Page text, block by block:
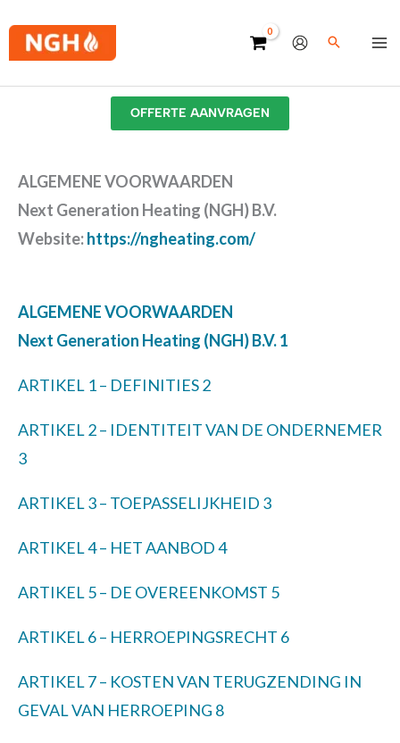
naar
OFFERTE AANVRAGEN
ALGEMENE VOORWAARDEN
Next Generation Heating (NGH) B.V.
Website:https://ngheating.com/
ALGEMENE VOORWAARDEN
Next Generation Heating (NGH) B.V.1
ARTIKEL 1 – DEFINITIES2
ARTIKEL 2 – IDENTITEIT VAN DE ONDERNEMER
3
ARTIKEL 3 – TOEPASSELIJKHEID 3
ARTIKEL 4 – HET AANBOD4
ARTIKEL 5 – DE OVEREENKOMST 5
ARTIKEL 6 – HERROEPINGSRECHT 6
ARTIKEL 7 – KOSTEN VAN TERUGZENDING IN
GEVAL VAN HERROEPING 8